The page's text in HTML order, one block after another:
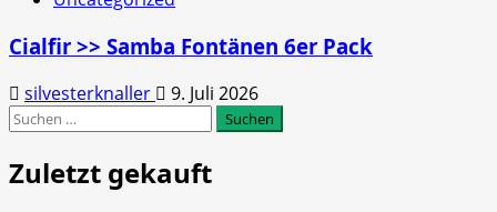
Cialfir >> Samba Fontänen 6er Pack
silvesterknaller
9. Juli 2026
Suchen
Zuletzt gekauft